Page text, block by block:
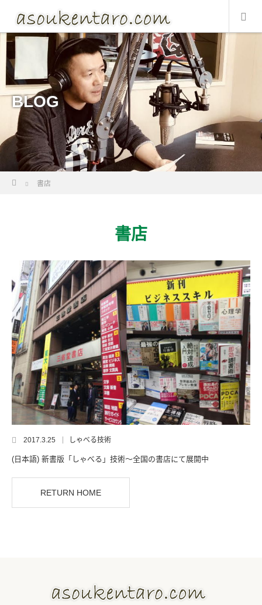
BLOG
Home
書店
書店
2017.3.25 しゃべる技術
(日本語) 新書版「しゃべる」技術～全国の書店にて展開中
RETURN HOME